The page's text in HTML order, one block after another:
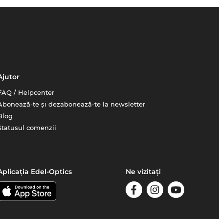
/ Helpcenter
te și dezabonează-te la newsletter
comenzii
Edel-Optics Ne vizitați